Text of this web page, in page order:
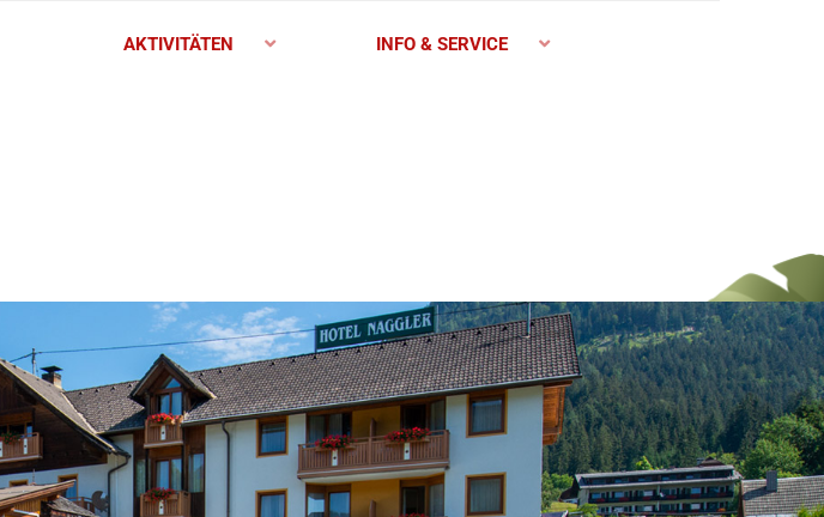
AKTIVITÄTEN INFO & SERVICE